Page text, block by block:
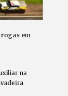
em
na